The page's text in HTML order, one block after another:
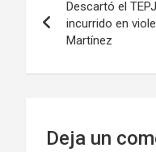
de
Descartó el
incurrido en
Martínez
Deja un